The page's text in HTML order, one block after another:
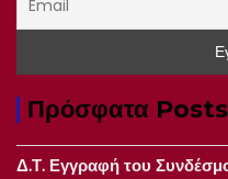
Πρόσφατα Posts
Δ.Τ. Εγγραφή του